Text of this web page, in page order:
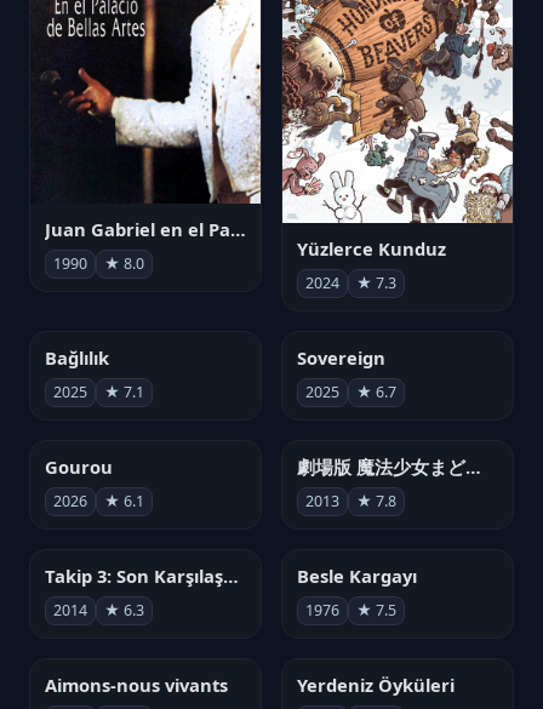
Juan Gabriel en el Palacio de Bellas Artes
1990 ★ 8.0
Yüzlerce Kunduz
2024 ★ 7.3
Bağlılık
2025 ★ 7.1
Sovereign
2025 ★ 6.7
Gourou
2026 ★ 6.1
劇場版 魔法少女まどか☆マギカ[新編]叛逆の物語
2013 ★ 7.8
Takip 3: Son Karşılaşma
2014 ★ 6.3
Besle Kargayı
1976 ★ 7.5
Aimons-nous vivants Yerdeniz Öyküleri